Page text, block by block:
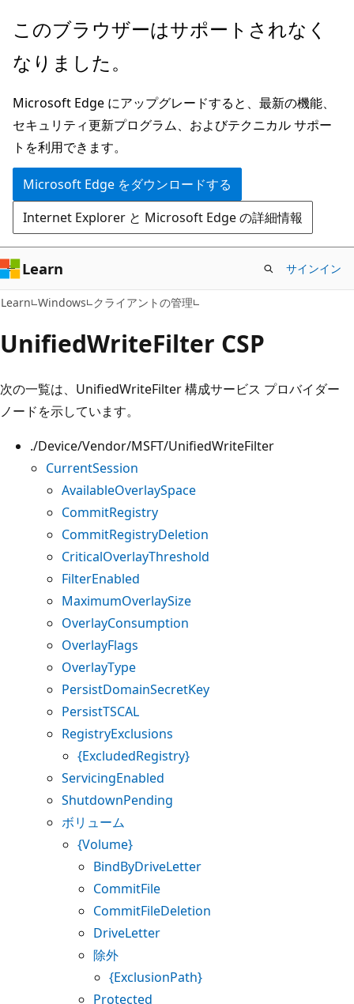
メ
ン
ン
テ
ン
ツ
に
ス
キ
ッ
プ
このブラウザーはサポートされなく
なりました。
Microsoft Edge にアップグレードすると、最新の機能、
セキュリティ更新プログラム、およびテクニカル サポー
トを利用できます。
Microsoft Edge をダウンロードする
Internet Explorer と Microsoft Edge の詳細情報
Learn サインイン
Learn Windows クライアントの管理
UnifiedWriteFilter CSP
次の一覧は、UnifiedWriteFilter 構成サービス プロバイダー
ノードを示しています。
./Device/Vendor/MSFT/UnifiedWriteFilter
CurrentSession
AvailableOverlaySpace
CommitRegistry
CommitRegistryDeletion
CriticalOverlayThreshold
FilterEnabled
MaximumOverlaySize
OverlayConsumption
OverlayFlags
OverlayType
PersistDomainSecretKey
PersistTSCAL
RegistryExclusions
{ExcludedRegistry}
ServicingEnabled
ShutdownPending
ボリューム
{Volume}
BindByDriveLetter
CommitFile
CommitFileDeletion
DriveLetter
除外
{ExclusionPath}
Protected